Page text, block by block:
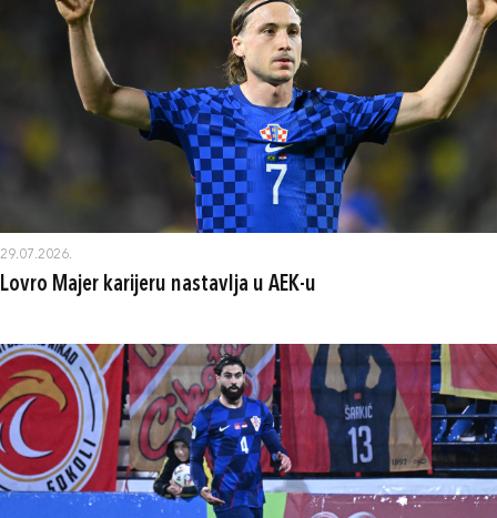
29.07.2026.
Lovro Majer karijeru nastavlja u AEK-u